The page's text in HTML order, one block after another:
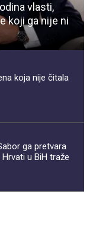
vlasti,
koji ga nije ni
koja nije čitala
ga pretvara
u BiH traže